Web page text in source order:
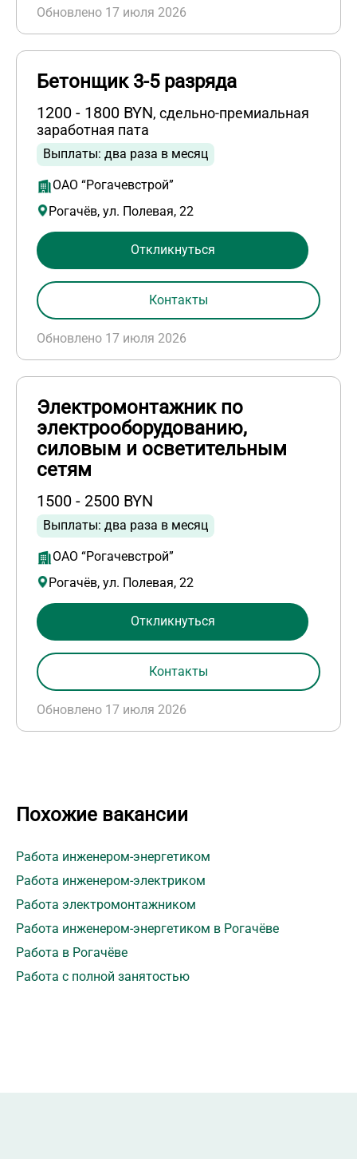
Обновлено 17 июля 2026
Бетонщик 3-5 разряда
1200 - 1800 BYN, сдельно-премиальная
заработная пата
Выплаты: два раза в месяц
ОАО “Рогачевстрой”
Рогачёв, ул. Полевая, 22
Обновлено 17 июля 2026
Откликнуться
Контакты
Электромонтажник по
электрооборудованию,
силовым и осветительным
сетям
1500 - 2500 BYN
Выплаты: два раза в месяц
ОАО “Рогачевстрой”
Рогачёв, ул. Полевая, 22
Обновлено 17 июля 2026
Откликнуться
Контакты
Похожие вакансии
Работа инженером-энергетиком
Работа инженером-электриком
Работа электромонтажником
Работа инженером-энергетиком в Рогачёве
Работа в Рогачёве
Работа с полной занятостью